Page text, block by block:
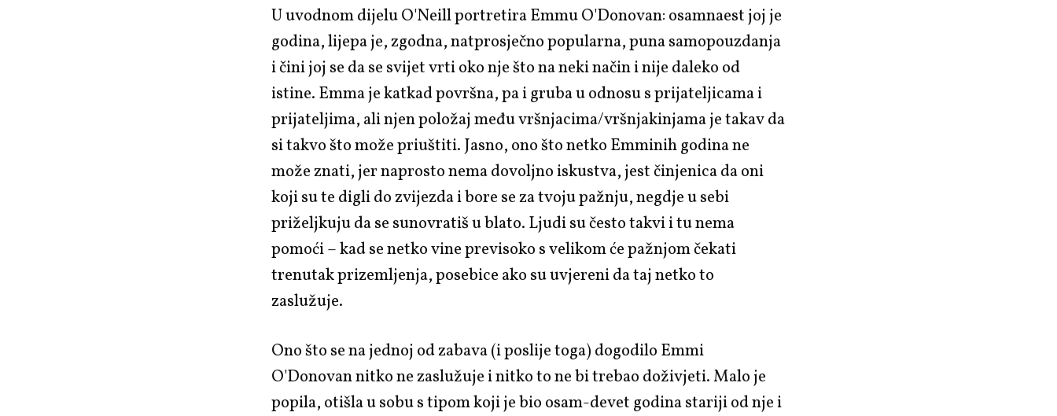
U uvodnom dijelu O'Neill portretira Emmu O'Donovan: osamnaest joj je
godina, lijepa je, zgodna, natprosječno popularna, puna samopouzdanja
i čini joj se da se svijet vrti oko nje što na neki način i nije daleko od
istine. Emma je katkad površna, pa i gruba u odnosu s prijateljicama i
prijateljima, ali njen položaj među vršnjacima/vršnjakinjama je takav da
si takvo što može priuštiti. Jasno, ono što netko Emminih godina ne
može znati, jer naprosto nema dovoljno iskustva, jest činjenica da oni
koji su te digli do zvijezda i bore se za tvoju pažnju, negdje u sebi
priželjkuju da se sunovratiš u blato. Ljudi su često takvi i tu nema
pomoći – kad se netko vine previsoko s velikom će pažnjom čekati
trenutak prizemljenja, posebice ako su uvjereni da taj netko to
zaslužuje.
Ono što se na jednoj od zabava (i poslije toga) dogodilo Emmi
O'Donovan nitko ne zaslužuje i nitko to ne bi trebao doživjeti. Malo je
popila, otišla u sobu s tipom koji je bio osam-devet godina stariji od nje i